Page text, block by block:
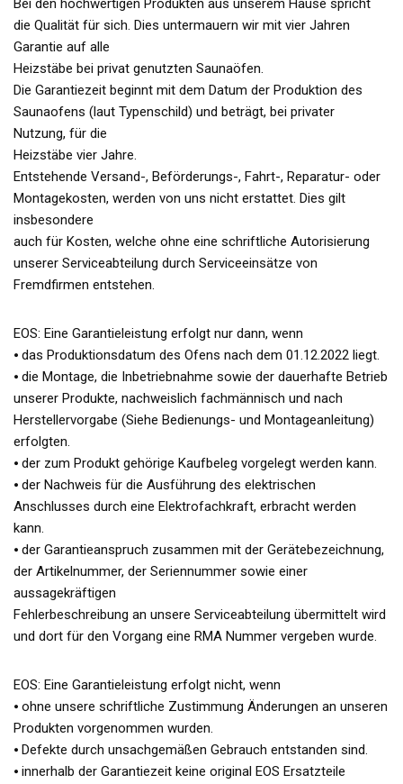
Bei den hochwertigen Produkten aus unserem Hause spricht
die Qualität für sich. Dies untermauern wir mit vier Jahren
Garantie auf alle
Heizstäbe bei privat genutzten Saunaöfen.
Die Garantiezeit beginnt mit dem Datum der Produktion des
Saunaofens (laut Typenschild) und beträgt, bei privater
Nutzung, für die
Heizstäbe vier Jahre.
Entstehende Versand-, Beförderungs-, Fahrt-, Reparatur- oder
Montagekosten, werden von uns nicht erstattet. Dies gilt
insbesondere
auch für Kosten, welche ohne eine schriftliche Autorisierung
unserer Serviceabteilung durch Serviceeinsätze von
Fremdfirmen entstehen.
EOS: Eine Garantieleistung erfolgt nur dann, wenn
⦁ das Produktionsdatum des Ofens nach dem 01.12.2022 liegt.
⦁ die Montage, die Inbetriebnahme sowie der dauerhafte Betrieb
unserer Produkte, nachweislich fachmännisch und nach
Herstellervorgabe (Siehe Bedienungs- und Montageanleitung)
erfolgten.
⦁ der zum Produkt gehörige Kaufbeleg vorgelegt werden kann.
⦁ der Nachweis für die Ausführung des elektrischen
Anschlusses durch eine Elektrofachkraft, erbracht werden
kann.
⦁ der Garantieanspruch zusammen mit der Gerätebezeichnung,
der Artikelnummer, der Seriennummer sowie einer
aussagekräftigen
Fehlerbeschreibung an unsere Serviceabteilung übermittelt wird
und dort für den Vorgang eine RMA Nummer vergeben wurde.
EOS: Eine Garantieleistung erfolgt nicht, wenn
⦁ ohne unsere schriftliche Zustimmung Änderungen an unseren
Produkten vorgenommen wurden.
⦁ Defekte durch unsachgemäßen Gebrauch entstanden sind.
⦁ innerhalb der Garantiezeit keine original EOS Ersatzteile